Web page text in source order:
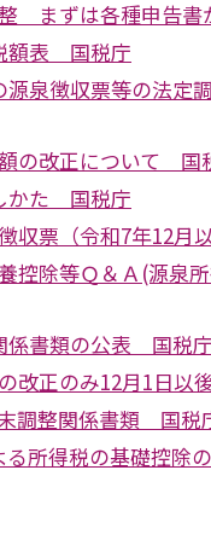
まずは各種申告書
額表 国税庁
泉徴収票等の法定
の改正について 国
かた 国税庁
収票（令和7年12
控除等Ｑ＆Ａ(源泉
係書類の公表 国税庁
改正のみ12月1日以
調整関係書類 国税
る所得税の基礎控除